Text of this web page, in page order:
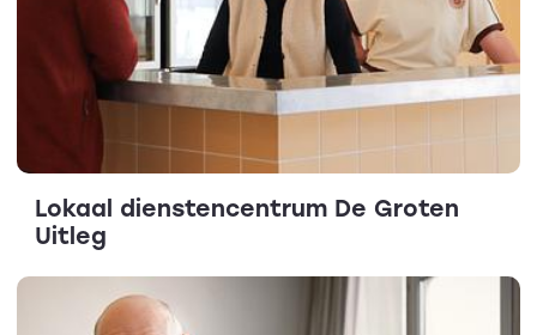
Lokaal dienstencentrum De Groten
Uitleg